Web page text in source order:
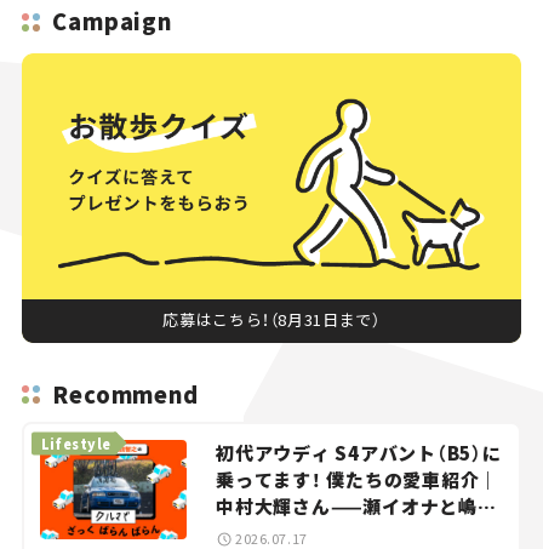
Campaign
応募はこちら！（8月31日まで）
Recommend
初代アウディ S4アバント（B5）に
乗ってます！ 僕たちの愛車紹介｜
中村大輝さん——瀬イオナと嶋田
智之の「クルマでざっくばらんば
Lifestyle
2026.07.17